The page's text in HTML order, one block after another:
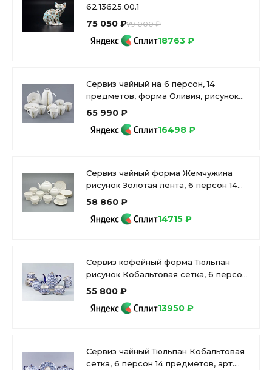
62.13625.00.1
75 050 ₽79 000 ₽
18763 ₽
Сервиз чайный на 6 персон, 14
предметов, форма Оливия, рисунок
Лидия, арт 81.31429.00.1
65 990 ₽
16498 ₽
Сервиз чайный форма Жемчужина
рисунок Золотая лента, 6 персон 14
предметов, арт. 81.26223.00.1
58 860 ₽
14715 ₽
Сервиз кофейный форма Тюльпан
рисунок Кобальтовая сетка, 6 персон
20 предметов, арт. 81.20944.00.1
55 800 ₽
13950 ₽
Сервиз чайный Тюльпан Кобальтовая
сетка, 6 персон 14 предметов, арт.